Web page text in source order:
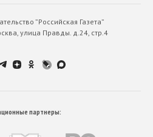
”Российская Газета”
улица Правды. д.24, стр.4
партнеры: